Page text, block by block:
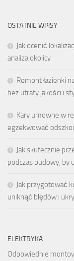
OSTATNIE WPISY
Jak ocenić
analiza okolicy
Remont łazienki
bez utraty jakości i
Kary umowne w
egzekwować
Jak skutecznie
podczas budowy, by
Jak przygotować
uniknąć błędów i
ELEKTRYKA
Odpowiednie